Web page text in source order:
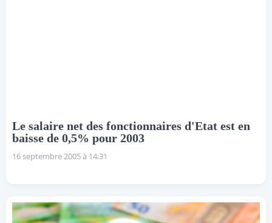
Le salaire net des fonctionnaires d'Etat est en
baisse de 0,5% pour 2003
16 septembre 2005 à 14:31